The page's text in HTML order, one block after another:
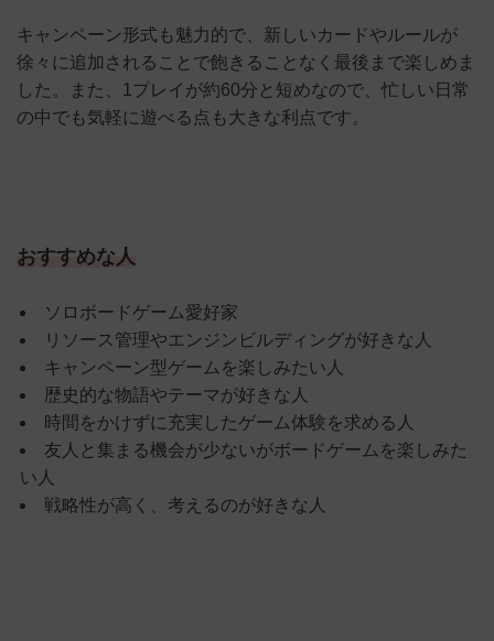
キャンペーン形式も魅力的で、新しいカードやルールが
徐々に追加されることで飽きることなく最後まで楽しめま
した。また、1プレイが約60分と短めなので、忙しい日常
の中でも気軽に遊べる点も大きな利点です。
おすすめな人
ソロボードゲーム愛好家
リソース管理やエンジンビルディングが好きな人
キャンペーン型ゲームを楽しみたい人
歴史的な物語やテーマが好きな人
時間をかけずに充実したゲーム体験を求める人
友人と集まる機会が少ないがボードゲームを楽しみた
い人
戦略性が高く、考えるのが好きな人